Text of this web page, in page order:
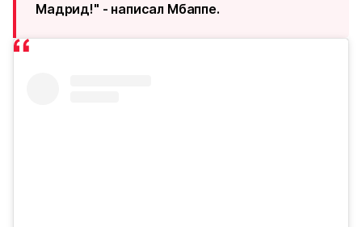
Мадрид!" - написал Мбаппе.